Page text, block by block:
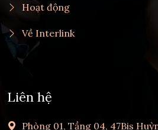
Hoạt động
Về Interlink
Liên hệ
Phòng 01, Tầng 04, 47Bis